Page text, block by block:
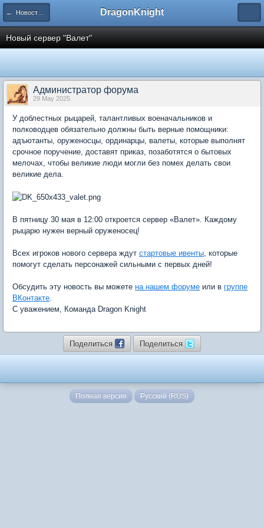
← Новости проекта DragonKnight
Новый сервер "Валет"
Администратор форума
29 May 2025
У доблестных рыцарей, талантливых военачальников и
полководцев обязательно должны быть верные помощники:
адъютанты, оруженосцы, ординарцы, валеты, которые выполнят
срочное поручение, доставят приказ, позаботятся о бытовых
мелочах, чтобы великие люди могли без помех делать свои
великие дела.
В пятницу 30 мая в 12:00 откроется сервер «Валет». Каждому
рыцарю нужен верный оруженосец!
Всех игроков нового сервера ждут стартовые ивенты, которые
помогут сделать персонажей сильными с первых дней!
Обсудить эту новость вы можете на нашем форуме или в группе
ВКонтакте.
С уважением, Команда Dragon Knight
Поделиться Поделиться
Полная версия Русский (RUS)